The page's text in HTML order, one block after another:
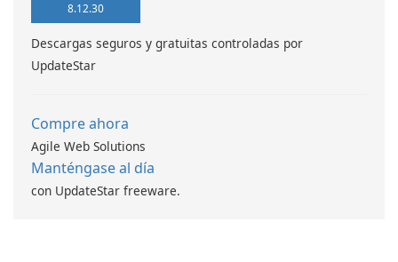
8.12.30
Descargas seguros y gratuitas controladas por
UpdateStar
Compre ahora
Agile Web Solutions
Manténgase al día
con UpdateStar freeware.